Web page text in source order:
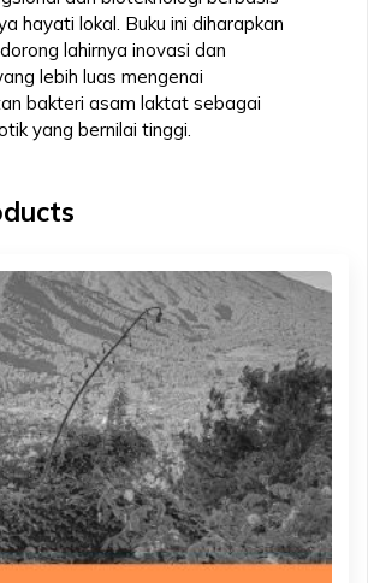
hayati lokal. Buku ini diharapkan
lahirnya inovasi dan
lebih luas mengenai
bakteri asam laktat sebagai
yang bernilai tinggi.